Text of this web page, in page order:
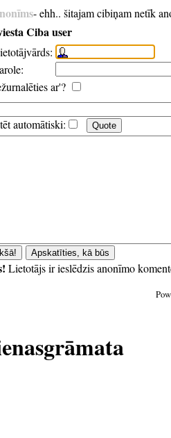
- ehh.. šitajam cibiņam netīk
Ciba user
ar'?
automātiski:
Lietotājs ir ieslēdzis anonīmo